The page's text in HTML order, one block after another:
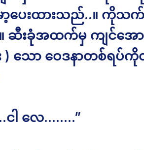
ာ့ပေးထားသည်..။ ကိုသ
ဆီးခုံအထက်မှ ကျင်အေ
) သော ဝေဒနာတစ်ရပ်
ငါ လေ……..”